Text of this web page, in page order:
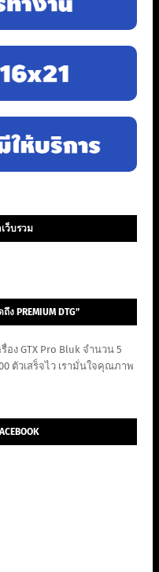
ว็บรวม
PREMIUM DTG”
อง GTX Pro Bluk จำนวน 5
ตัวเสร็จไว เรามั่นใจคุณภาพ